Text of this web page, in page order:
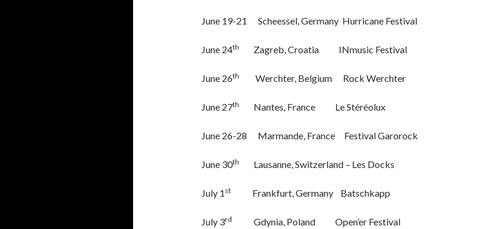
June 19-21 Scheessel, Germany Hurricane Festival
June 24th Zagreb, Croatia INmusic Festival
June 26th Werchter, Belgium Rock Werchter
June 27th Nantes, France Le Stéréolux
June 26-28 Marmande, France Festival Garorock
June 30th Lausanne, Switzerland – Les Docks
July 1 st Frankfurt, Germany Batschkapp
July 3rd Gdynia, Poland Open’er Festival